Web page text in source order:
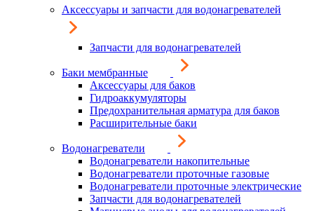
Аксессуары и запчасти для водонагревателей
Запчасти для водонагревателей
Баки мембранные
Аксессуары для баков
Гидроаккумуляторы
Предохранительная арматура для баков
Расширительные баки
Водонагреватели
Водонагреватели накопительные
Водонагреватели проточные газовые
Водонагреватели проточные электрические
Запчасти для водонагревателей